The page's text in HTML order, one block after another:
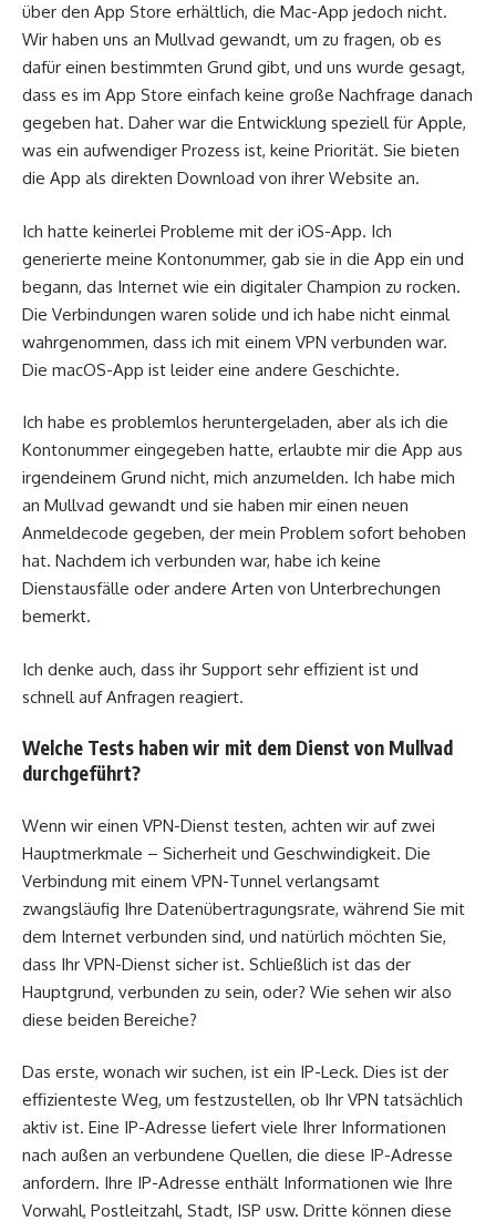
über den App Store erhältlich, die Mac-App jedoch nicht.
Wir haben uns an Mullvad gewandt, um zu fragen, ob es
dafür einen bestimmten Grund gibt, und uns wurde gesagt,
dass es im App Store einfach keine große Nachfrage danach
gegeben hat. Daher war die Entwicklung speziell für Apple,
was ein aufwendiger Prozess ist, keine Priorität. Sie bieten
die App als direkten Download von ihrer Website an.
Ich hatte keinerlei Probleme mit der iOS-App. Ich
generierte meine Kontonummer, gab sie in die App ein und
begann, das Internet wie ein digitaler Champion zu rocken.
Die Verbindungen waren solide und ich habe nicht einmal
wahrgenommen, dass ich mit einem VPN verbunden war.
Die macOS-App ist leider eine andere Geschichte.
Ich habe es problemlos heruntergeladen, aber als ich die
Kontonummer eingegeben hatte, erlaubte mir die App aus
irgendeinem Grund nicht, mich anzumelden. Ich habe mich
an Mullvad gewandt und sie haben mir einen neuen
Anmeldecode gegeben, der mein Problem sofort behoben
hat. Nachdem ich verbunden war, habe ich keine
Dienstausfälle oder andere Arten von Unterbrechungen
bemerkt.
Ich denke auch, dass ihr Support sehr effizient ist und
schnell auf Anfragen reagiert.
Welche Tests haben wir mit dem Dienst von Mullvad
durchgeführt?
Wenn wir einen VPN-Dienst testen, achten wir auf zwei
Hauptmerkmale – Sicherheit und Geschwindigkeit. Die
Verbindung mit einem VPN-Tunnel verlangsamt
zwangsläufig Ihre Datenübertragungsrate, während Sie mit
dem Internet verbunden sind, und natürlich möchten Sie,
dass Ihr VPN-Dienst sicher ist. Schließlich ist das der
Hauptgrund, verbunden zu sein, oder? Wie sehen wir also
diese beiden Bereiche?
Das erste, wonach wir suchen, ist ein IP-Leck. Dies ist der
effizienteste Weg, um festzustellen, ob Ihr VPN tatsächlich
aktiv ist. Eine IP-Adresse liefert viele Ihrer Informationen
nach außen an verbundene Quellen, die diese IP-Adresse
anfordern. Ihre IP-Adresse enthält Informationen wie Ihre
Vorwahl, Postleitzahl, Stadt, ISP usw. Dritte können diese